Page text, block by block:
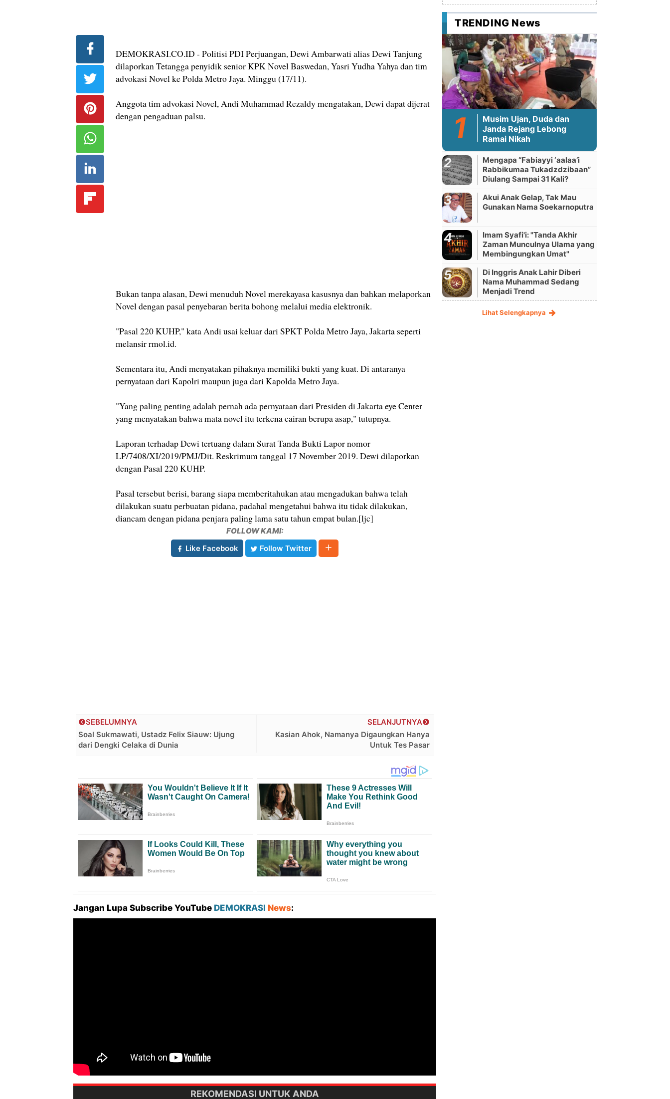
DEMOKRASI.CO.ID - Politisi PDI Perjuangan, Dewi Ambarwati alias Dewi Tanjung
dilaporkan Tetangga penyidik senior KPK Novel Baswedan, Yasri Yudha Yahya dan tim
advokasi Novel ke Polda Metro Jaya. Minggu (17/11).
Anggota tim advokasi Novel, Andi Muhammad Rezaldy mengatakan, Dewi dapat dijerat
dengan pengaduan palsu.
Bukan tanpa alasan, Dewi menuduh Novel merekayasa kasusnya dan bahkan melaporkan
Novel dengan pasal penyebaran berita bohong melalui media elektronik.
"Pasal 220 KUHP," kata Andi usai keluar dari SPKT Polda Metro Jaya, Jakarta seperti
melansir rmol.id.
Sementara itu, Andi menyatakan pihaknya memiliki bukti yang kuat. Di antaranya
pernyataan dari Kapolri maupun juga dari Kapolda Metro Jaya.
"Yang paling penting adalah pernah ada pernyataan dari Presiden di Jakarta eye Center
yang menyatakan bahwa mata novel itu terkena cairan berupa asap," tutupnya.
Laporan terhadap Dewi tertuang dalam Surat Tanda Bukti Lapor nomor
LP/7408/XI/2019/PMJ/Dit. Reskrimum tanggal 17 November 2019. Dewi dilaporkan
dengan Pasal 220 KUHP.
Pasal tersebut berisi, barang siapa memberitahukan atau mengadukan bahwa telah
dilakukan suatu perbuatan pidana, padahal mengetahui bahwa itu tidak dilakukan,
diancam dengan pidana penjara paling lama satu tahun empat bulan.[ljc]
FOLLOW KAMI:
Like Facebook
Follow Twitter
SELANJUTNYA
Kasian Ahok, Namanya Digaungkan Hanya
Untuk Tes Pasar
SEBELUMNYA
Soal Sukmawati, Ustadz Felix Siauw: Ujung
dari Dengki Celaka di Dunia
Jangan Lupa Subscribe YouTube DEMOKRASI News:
REKOMENDASI UNTUK ANDA
TRENDING News
Musim Ujan, Duda dan
Janda Rejang Lebong
Ramai Nikah
Mengapa “Fabiayyi ‘aalaa’i
Rabbikumaa Tukadzdzibaan”
Diulang Sampai 31 Kali?
Akui Anak Gelap, Tak Mau
Gunakan Nama Soekarnoputra
Imam Syafi'i: "Tanda Akhir
Zaman Munculnya Ulama yang
Membingungkan Umat"
Di Inggris Anak Lahir Diberi
Nama Muhammad Sedang
Menjadi Trend
Lihat Selengkapnya